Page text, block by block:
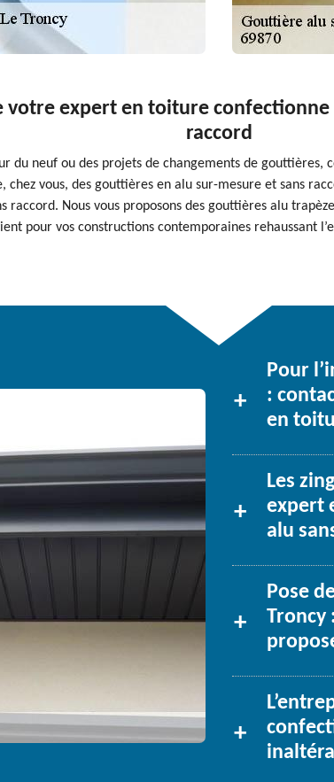
votre expert en toiture
raccord
du neuf ou des projets de changements de
chez vous, des gouttières en alu sur-mesure et sans
raccord. Nous vous proposons des gouttières alu
pour vos constructions contemporaines rehaussant
Pour
:
en
Les
expert
alu
Pose
Troncy